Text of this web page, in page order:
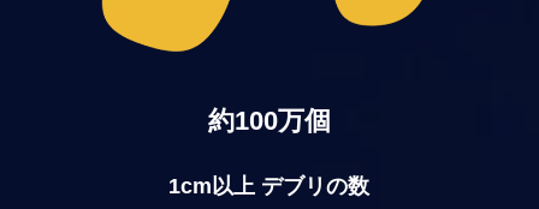
約100万個
1cm以上 デブリの数